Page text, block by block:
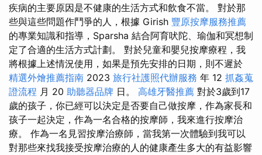
疾病的主要原因是不健康的生活方式和飲食不當。 對於那
些與這些問題作鬥爭的人，根據 Girish 豐原按摩服務推薦
的專業知識和指導，Sparsha 結合阿育吠陀、瑜伽和冥想制
定了合適的生活方式計劃。 對於兒童和嬰兒按摩療程，我
將根據上述情況使用，如果是預先安排的日期，則不遲於
精選外燴推薦指南 2023 旅行社護照代辦服務 年 12 抓姦蒐
證流程 月 20 助聽器品牌 日。 高雄牙醫推薦 對於3歲到17
歲的孩子，你已經可以決定是否要自己做按摩，作為家長和
孩子一起決定，作為一名合格的按摩師，我來進行按摩治
療。 作為一名見習按摩治療師，當我第一次體驗到我可以
對那些來找我接受按摩治療的人的健康產生多大的有益影響